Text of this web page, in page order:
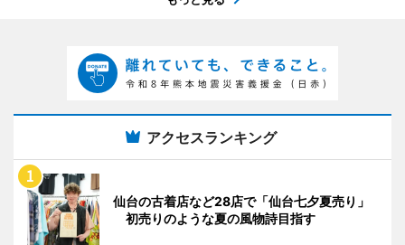
アクセスランキング
仙台の古着店など28店で「仙台七夕夏売り」
初売りのような夏の風物詩目指す